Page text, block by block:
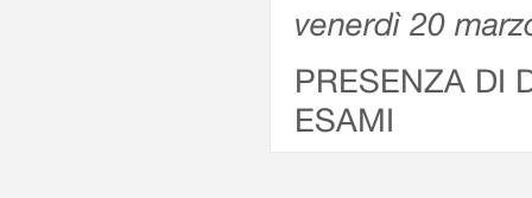
venerdì 20
PRESENZA DI
ESAMI